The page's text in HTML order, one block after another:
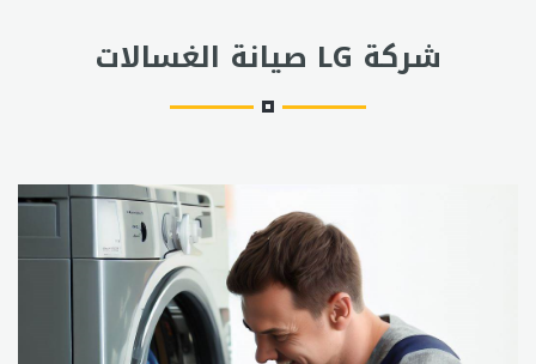
شركة LG صيانة الغسالات